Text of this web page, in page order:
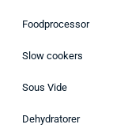
Foodprocessor
Slow cookers
Sous Vide
Dehydratorer